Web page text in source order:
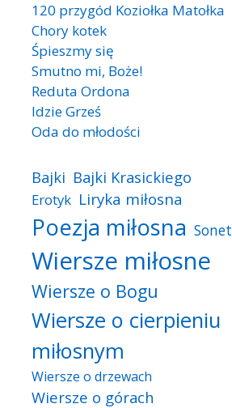
120 przygód Koziołka Matołka
Chory kotek
Śpieszmy się
Smutno mi, Boże!
Reduta Ordona
Idzie Grześ
Oda do młodości
Bajki Bajki Krasickiego
Erotyk Liryka miłosna
Poezja miłosna Sonet
Wiersze miłosne
Wiersze o Bogu
Wiersze o cierpieniu
miłosnym
Wiersze o drzewach
Wiersze o górach